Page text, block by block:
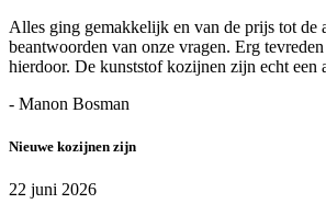
Alles ging gemakkelijk en van de prijs tot de
beantwoorden van onze vragen. Erg
hierdoor. De kunststof kozijnen zijn echt een
- Manon Bosman
Nieuwe kozijnen zijn
22 juni 2026